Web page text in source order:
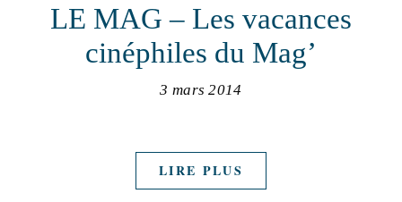
LE MAG – Les vacances
cinéphiles du Mag’
3 mars 2014
LIRE PLUS